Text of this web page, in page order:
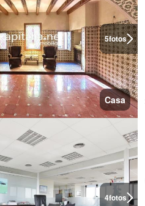
5fotos
Casa
4fotos